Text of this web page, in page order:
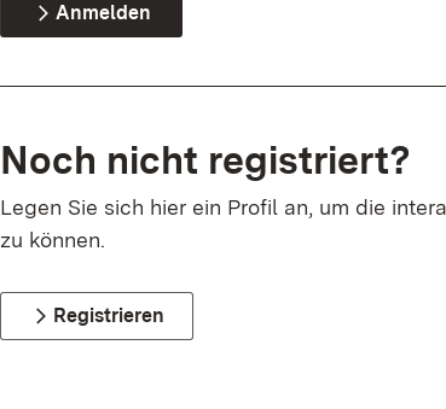
Anmelden
Noch nicht registriert?
Legen Sie sich hier ein Profil an, um die
zu können.
Registrieren